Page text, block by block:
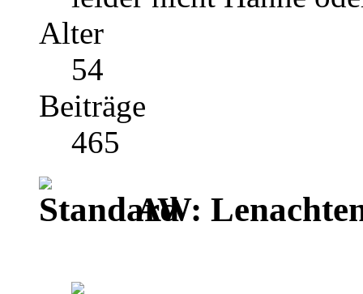
Alter
54
Beiträge
465
AW: